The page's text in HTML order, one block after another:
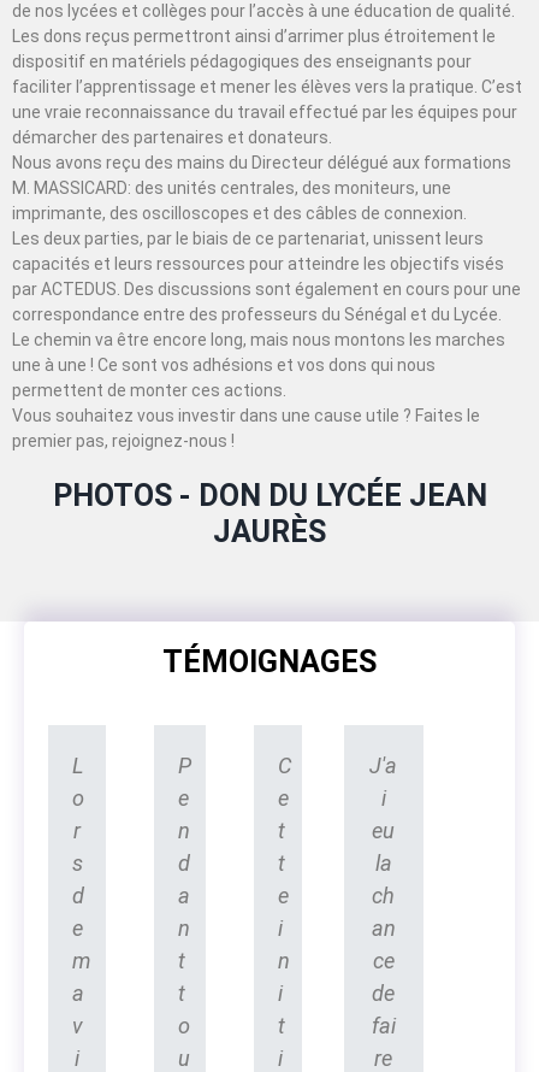
de nos lycées et collèges pour l’accès à une éducation de qualité.
Les dons reçus permettront ainsi d’arrimer plus étroitement le
dispositif en matériels pédagogiques des enseignants pour
faciliter l’apprentissage et mener les élèves vers la pratique. C’est
une vraie reconnaissance du travail effectué par les équipes pour
démarcher des partenaires et donateurs.
Nous avons reçu des mains du Directeur délégué aux formations
M. MASSICARD: des unités centrales, des moniteurs, une
imprimante, des oscilloscopes et des câbles de connexion.
Les deux parties, par le biais de ce partenariat, unissent leurs
capacités et leurs ressources pour atteindre les objectifs visés
par ACTEDUS. Des discussions sont également en cours pour une
correspondance entre des professeurs du Sénégal et du Lycée.
Le chemin va être encore long, mais nous montons les marches
une à une ! Ce sont vos adhésions et vos dons qui nous
permettent de monter ces actions.
Vous souhaitez vous investir dans une cause utile ? Faites le
premier pas, rejoignez-nous !
PHOTOS - DON DU LYCÉE JEAN
JAURÈS
TÉMOIGNAGES
L
o
r
s
d
e
m
a
v
i
P
e
n
d
a
n
t
t
o
u
C
e
t
t
e
i
n
i
t
i
J'a
i
eu
la
ch
an
ce
de
fai
re